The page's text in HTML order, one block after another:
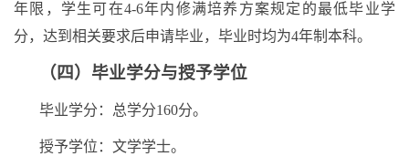
年限，学生可在4-6年内修满培养方案规定的最低毕业学
分，达到相关要求后申请毕业，毕业时均为4年制本科。
（四）毕业学分与授予学位
毕业学分：总学分160分。
授予学位：文学学士。